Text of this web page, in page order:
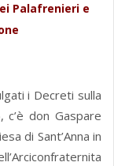
Palafrenieri e
i Decreti sulla
don Gaspare
di Sant’Anna in